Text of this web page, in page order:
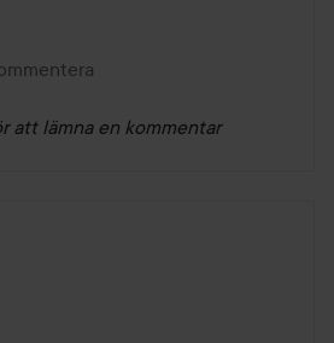
att lämna en kommentar
2 år